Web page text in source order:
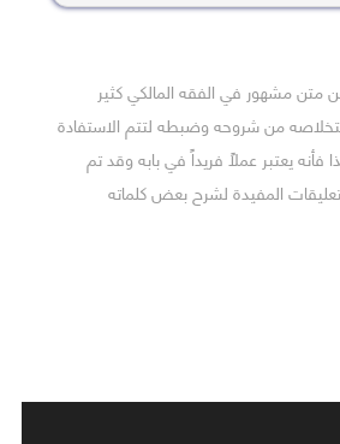
متن مشهور في الفقه المالكي كثير
من شروحه وضبطه لتتم الاستفادة
فأنه يعتبر عملاً فريداً في بابه وقد تم
المفيدة لشرح بعض كلماته